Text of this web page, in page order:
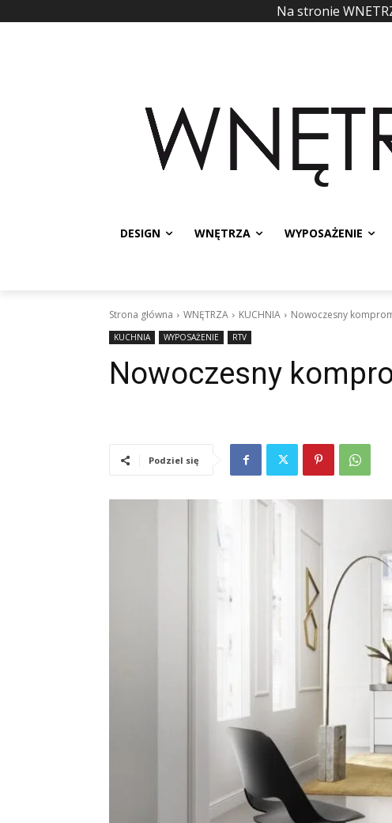
Na stronie
DESIGN WNĘTRZA WYPOSAŻENIE
Strona główna WNĘTRZA KUCHNIA Nowoczesny
KUCHNIA WYPOSAŻENIE RTV
Nowoczesny
Podziel się